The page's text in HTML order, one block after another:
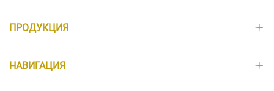
ПРОДУКЦИЯ
НАВИГАЦИЯ